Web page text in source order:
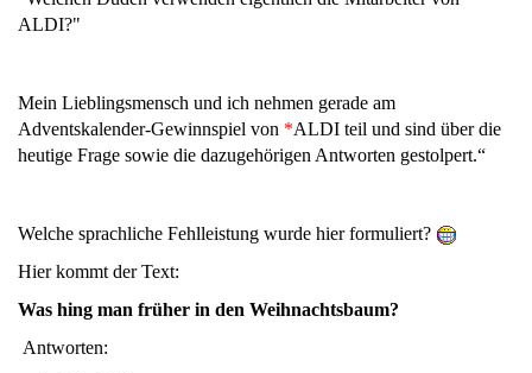
ALDI?"
Mein Lieblingsmensch und ich nehmen gerade am
Adventskalender-Gewinnspiel von *ALDI teil und sind über die
heutige Frage sowie die dazugehörigen Antworten gestolpert.“
Welche sprachliche Fehlleistung wurde hier formuliert?
Hier kommt der Text:
Was hing man früher in den Weihnachtsbaum?
Antworten: